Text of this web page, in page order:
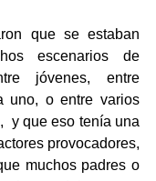
que se estaban
escenarios de
jóvenes, entre
uno, o entre varios
y que eso tenía una
provocadores,
muchos padres o